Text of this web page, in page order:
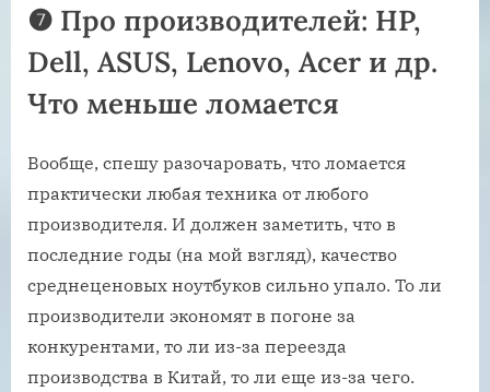
❼ Про производителей: HP,
Dell, ASUS, Lenovo, Acer и др.
Что меньше ломается
Вообще, спешу разочаровать, что ломается
практически любая техника от любого
производителя. И должен заметить, что в
последние годы (на мой взгляд), качество
среднеценовых ноутбуков сильно упало. То ли
производители экономят в погоне за
конкурентами, то ли из-за переезда
производства в Китай, то ли еще из-за чего.